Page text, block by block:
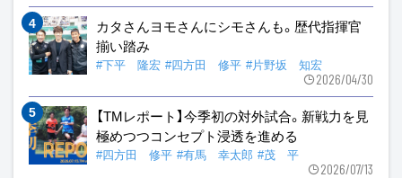
カタさんヨモさんにシモさんも。歴代指揮官
揃い踏み
#下平 隆宏 #四方田 修平 #片野坂 知宏
2026/04/30
【TMレポート】今季初の対外試合。新戦力を見
極めつつコンセプト浸透を進める
#四方田 修平 #有馬 幸太郎 #茂 平
2026/07/13